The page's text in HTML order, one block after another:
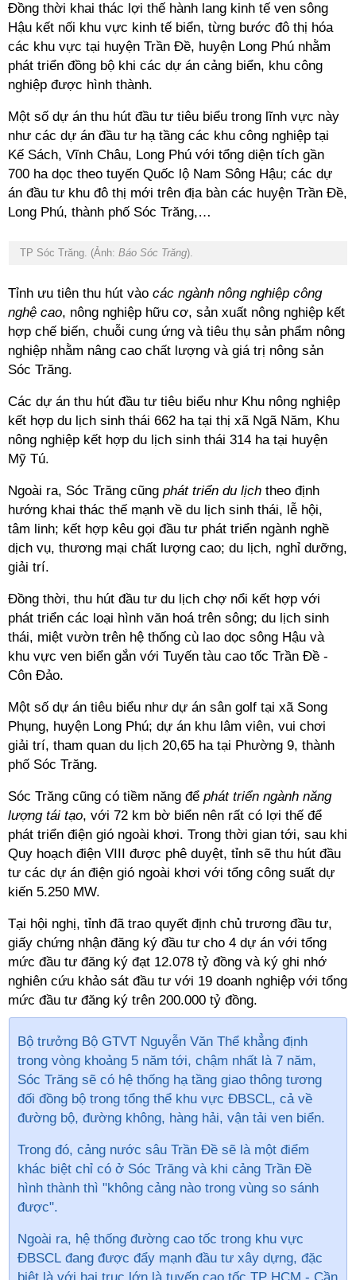
Đồng thời khai thác lợi thế hành lang kinh tế ven sông
Hậu kết nối khu vực kinh tế biển, từng bước đô thị hóa
các khu vực tại huyện Trần Đề, huyện Long Phú nhằm
phát triển đồng bộ khi các dự án cảng biển, khu công
nghiệp được hình thành.
Một số dự án thu hút đầu tư tiêu biểu trong lĩnh vực này
như các dự án đầu tư hạ tầng các khu công nghiệp tại
Kế Sách, Vĩnh Châu, Long Phú với tổng diện tích gần
700 ha dọc theo tuyến Quốc lộ Nam Sông Hậu; các dự
án đầu tư khu đô thị mới trên địa bàn các huyện Trần Đề,
Long Phú, thành phố Sóc Trăng,…
TP Sóc Trăng. (Ảnh: Báo Sóc Trăng).
Tỉnh ưu tiên thu hút vào các ngành nông nghiệp công
nghệ cao, nông nghiệp hữu cơ, sản xuất nông nghiệp kết
hợp chế biến, chuỗi cung ứng và tiêu thụ sản phẩm nông
nghiệp nhằm nâng cao chất lượng và giá trị nông sản
Sóc Trăng.
Các dự án thu hút đầu tư tiêu biểu như Khu nông nghiệp
kết hợp du lịch sinh thái 662 ha tại thị xã Ngã Năm, Khu
nông nghiệp kết hợp du lịch sinh thái 314 ha tại huyện
Mỹ Tú.
Ngoài ra, Sóc Trăng cũng phát triển du lịch theo định
hướng khai thác thế mạnh về du lịch sinh thái, lễ hội,
tâm linh; kết hợp kêu gọi đầu tư phát triển ngành nghề
dịch vụ, thương mại chất lượng cao; du lịch, nghỉ dưỡng,
giải trí.
Đồng thời, thu hút đầu tư du lịch chợ nổi kết hợp với
phát triển các loại hình văn hoá trên sông; du lịch sinh
thái, miệt vườn trên hệ thống cù lao dọc sông Hậu và
khu vực ven biển gắn với Tuyến tàu cao tốc Trần Đề -
Côn Đảo.
Một số dự án tiêu biểu như dự án sân golf tại xã Song
Phụng, huyện Long Phú; dự án khu lâm viên, vui chơi
giải trí, tham quan du lịch 20,65 ha tại Phường 9, thành
phố Sóc Trăng.
Sóc Trăng cũng có tiềm năng để phát triển ngành năng
lượng tái tạo, với 72 km bờ biển nên rất có lợi thế để
phát triển điện gió ngoài khơi. Trong thời gian tới, sau khi
Quy hoạch điện VIII được phê duyệt, tỉnh sẽ thu hút đầu
tư các dự án điện gió ngoài khơi với tổng công suất dự
kiến 5.250 MW.
Tại hội nghị, tỉnh đã trao quyết định chủ trương đầu tư,
giấy chứng nhận đăng ký đầu tư cho 4 dự án với tổng
mức đầu tư đăng ký đạt 12.078 tỷ đồng và ký ghi nhớ
nghiên cứu khảo sát đầu tư với 19 doanh nghiệp với tổng
mức đầu tư đăng ký trên 200.000 tỷ đồng.
Bộ trưởng Bộ GTVT Nguyễn Văn Thể khẳng định
trong vòng khoảng 5 năm tới, chậm nhất là 7 năm,
Sóc Trăng sẽ có hệ thống hạ tầng giao thông tương
đối đồng bộ trong tổng thể khu vực ĐBSCL, cả về
đường bộ, đường không, hàng hải, vận tải ven biển.
Trong đó, cảng nước sâu Trần Đề sẽ là một điểm
khác biệt chỉ có ở Sóc Trăng và khi cảng Trần Đề
hình thành thì "không cảng nào trong vùng so sánh
được".
Ngoài ra, hệ thống đường cao tốc trong khu vực
ĐBSCL đang được đẩy mạnh đầu tư xây dựng, đặc